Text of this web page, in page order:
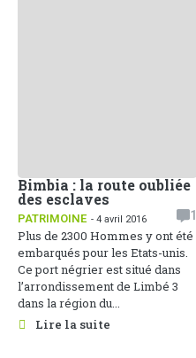
Bimbia : la route oubliée
des esclaves
PATRIMOINE - 4 avril 2016
1
Plus de 2300 Hommes y ont été
embarqués pour les Etats-unis.
Ce port négrier est situé dans
l’arrondissement de Limbé 3
dans la région du...
Lire la suite